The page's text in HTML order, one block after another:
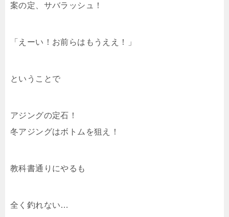
案の定、サバラッシュ！
「えーい！お前らはもうええ！」
ということで
アジングの定石！
冬アジングはボトムを狙え！
教科書通りにやるも
全く釣れない…